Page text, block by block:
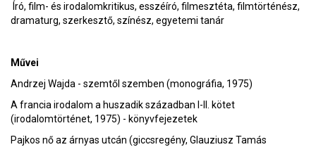
Író, film- és irodalomkritikus, esszéíró, filmesztéta, filmtörténész,
dramaturg, szerkesztő, színész, egyetemi tanár
Művei
Andrzej Wajda - szemtől szemben (monográfia, 1975)
A francia irodalom a huszadik században I-II. kötet
(irodalomtörténet, 1975) - könyvfejezetek
Pajkos nő az árnyas utcán (giccsregény, Glauziusz Tamás